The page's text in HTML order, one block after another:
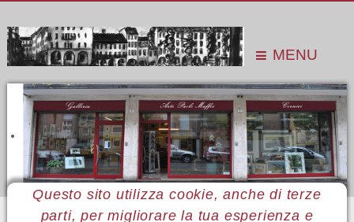
MENU
Questo sito utilizza cookie, anche di terze
parti, per migliorare la tua esperienza e
Sei qui: Home Le mostre Mostre 2018 Giorgio Casarin